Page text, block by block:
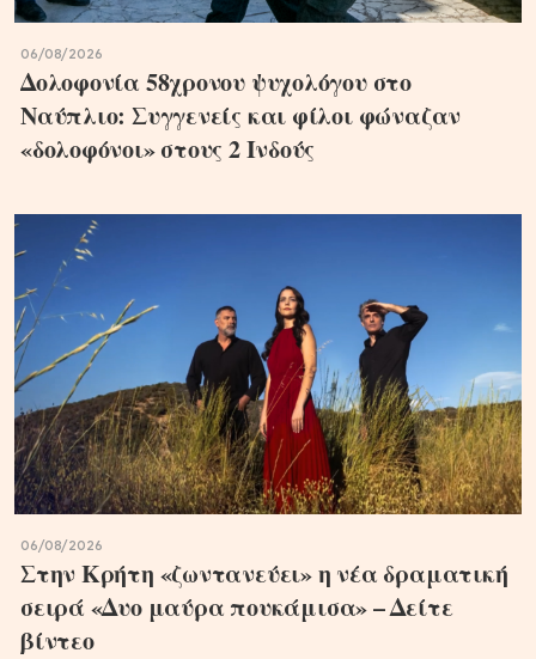
06/08/2026
Δολοφονία 58χρονου ψυχολόγου στο
Ναύπλιο: Συγγενείς και φίλοι φώναζαν
«δολοφόνοι» στους 2 Ινδούς
06/08/2026
Στην Κρήτη «ζωντανεύει» η νέα δραματική
σειρά «Δυο μαύρα πουκάμισα» – Δείτε
βίντεο